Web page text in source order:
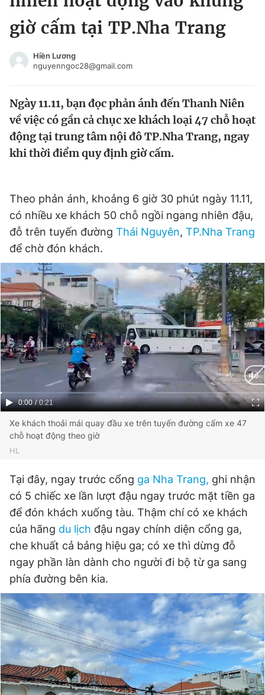
Chuyên mục khác
Chào ngày mới
Video Magazine
Sản phẩm khác
Thông tin tòa soạn Liên hệ quảng cáo
Đọc Thanh Niên trên điện thoại
Theo dõi báo trên
Hotline
0906 645 777
Liên hệ quảng cáo
0908 780 404
Tổng biên tập: Nguyễn Ngọc Toàn
Phó tổng biên tập thường trực: Hải Thành
Phó tổng biên tập: Lâm Hiếu Dũng
Phó tổng biên tập: Trần Việt Hưng
Tổng thư ký tòa soạn: Đức Trung
Giấy phép xuất bản số 110/GP - BTTTT cấp ngày 24.3.2020
© 2003-2026 Bản quyền thuộc về Báo Thanh Niên. Cấm sao
chép dưới mọi hình thức nếu không có sự chấp thuận bằng văn
bản. Phát triển bởi ePi Technologies, JSC.
Tin đã xem
Đăng xuất
giờ cấm tại TP.Nha Trang
Hiền Lương
nguyenngoc28@gmail.com
Ngày 11.11, bạn đọc phản ánh đến Thanh Niên
về việc có gần cả chục xe khách loại 47 chỗ hoạt
động tại trung tâm nội đô TP.Nha Trang, ngay
khi thời điểm quy định giờ cấm.
Theo phản ánh, khoảng 6 giờ 30 phút ngày 11.11,
có nhiều xe khách 50 chỗ ngồi ngang nhiên đậu,
đỗ trên tuyến đường Thái Nguyên, TP.Nha Trang
để chờ đón khách.
Current
Time
0:00 / Duration
0:21
Xe khách thoải mái quay đầu xe trên tuyến đường cấm xe 47
chỗ hoạt động theo giờ
HL
Tại đây, ngay trước cổng ga Nha Trang, ghi nhận
có 5 chiếc xe lần lượt đậu ngay trước mặt tiền ga
để đón khách xuống tàu. Thậm chí có xe khách
của hãng du lịch đậu ngay chính diện cổng ga,
che khuất cả bảng hiệu ga; có xe thì dừng đỗ
ngay phần làn dành cho người đi bộ từ ga sang
phía đường bên kia.